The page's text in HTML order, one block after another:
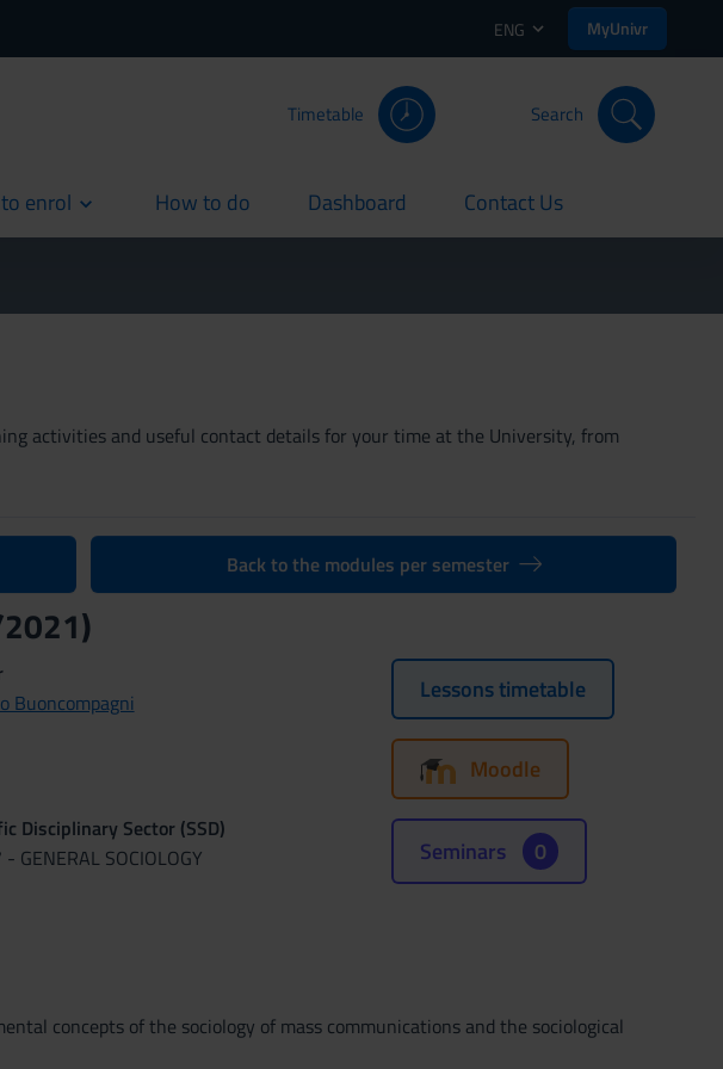
ENG MyUnivr
Timetable Search
enrol How to do
current Dashboard
current Contact Us
current
activities and useful contact details for your time at the University, from
Back to the modules per semester
Buoncompagni
Disciplinary Sector (SSD)
GENERAL SOCIOLOGY
Lessons timetable
Moodle
Seminars 0
concepts of the sociology of mass communications and the sociological